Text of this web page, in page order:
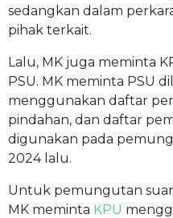
sedangkan dalam
pihak terkait.
Lalu, MK juga meminta
PSU. MK meminta PSU
menggunakan daftar
pindahan, dan daftar
digunakan pada
2024 lalu.
Untuk pemungutan
MK meminta KPU